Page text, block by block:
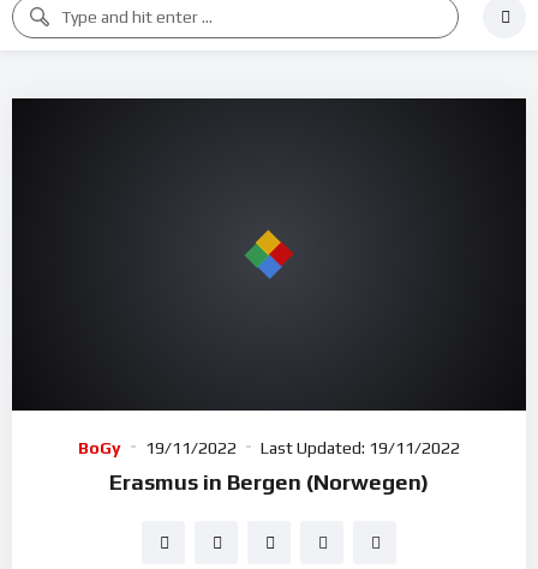
BoGy 19/11/2022 Last Updated: 19/11/2022
Erasmus in Bergen (Norwegen)